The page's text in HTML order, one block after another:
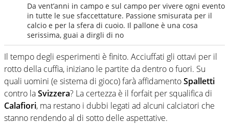
Da vent’anni in campo e sul campo per vivere ogni evento
in tutte le sue sfaccettature. Passione smisurata per il
calcio e per la sfera di cuoio. Il pallone è una cosa
serissima, guai a dirgli di no
Il tempo degli esperimenti è finito. Acciuffati gli ottavi per il
rotto della cuffia, iniziano le partite da dentro o fuori. Su
quali uomini (e sistema di gioco) farà affidamentoSpalletti
contro laSvizzera? La certezza è il forfait per squalifica di
Calafiori, ma restano i dubbi legati ad alcuni calciatori che
stanno rendendo al di sotto delle aspettative.